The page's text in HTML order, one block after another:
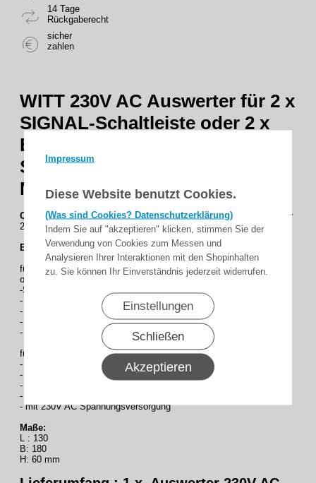
Impressum
Diese Website benutzt Cookies.
(Was sind Cookies? Datenschutzerklärung)
Indem Sie auf "akzeptieren" klicken, stimmen Sie der
Verwendung von Cookies zum Messen und
Analysieren Ihrer Interaktionen mit den Shopinhalten
zu. Sie können Ihr Einverständnis jederzeit widerrufen.
Einstellungen
Schließen
Akzeptieren
14 Tage
Rückgaberecht
sicher
zahlen
WITT 230V AC Auswerter für 2 x
SIGNAL-Schaltleiste oder 2 x
Einzugslichtschranke +
Schlupftürkontakte/
Nebenschließkante
OSW-A5-230230V AC Auswerter für 2 x SIGNAL-Schaltleiste oder
2 x Einzugslichtschranke +Schlupftürkontakte/Nebenschließkante
Externe Sicherheitsauswerter
für Opto-Schaltleiste WITT SIGNAL
oder Einzugslichtschranke
-Sicherheitskategorie 3, nach DIN EN 13849-1
- Ausgangs-Relaiskontakt, Stopp- und
- Reversierungsfunktion, Anzeige LED´s
- Meldekontakt mit Wischerfunktion
- Aufputzgehäuse, grau, Schutzart IP 66
für 2 Opto-Schaltleiste WITT SIGNAL,
- oder 2 Einzugslichtschranke +
- Auswertung für
- Schlaffseil- / Schlupftürkontakte / Nebenschließ-
- kante über 8k2 Sicherheitskreis n. EN 13849-1
- mit 230V AC Spannungsversorgung
Maße:
L : 130
B: 180
H: 60 mm